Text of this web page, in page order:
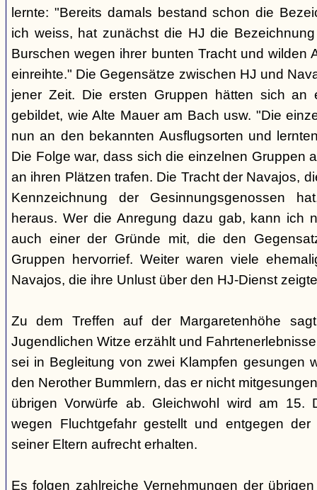
lernte: "Bereits damals bestand schon die
ich weiss, hat zunächst die HJ die
Burschen wegen ihrer bunten Tracht und wilden
einreihte." Die Gegensätze zwischen HJ und
jener Zeit. Die ersten Gruppen hätten sich an
gebildet, wie Alte Mauer am Bach usw. "Die
nun an den bekannten Ausflugsorten und
Die Folge war, dass sich die einzelnen Gruppen
an ihren Plätzen trafen. Die Tracht der Navajos,
Kennzeichnung der Gesinnungsgenossen
heraus. Wer die Anregung dazu gab, kann ich
auch einer der Gründe mit, die den
Gruppen hervorrief. Weiter waren viele
Navajos, die ihre Unlust über den HJ-Dienst
Zu dem Treffen auf der Margaretenhöhe
Jugendlichen Witze erzählt und
sei in Begleitung von zwei Klampfen gesungen
den Nerother Bummlern, das er nicht
übrigen Vorwürfe ab. Gleichwohl wird am 15.
wegen Fluchtgefahr gestellt und entgegen
seiner Eltern aufrecht erhalten.
Es folgen zahlreiche Vernehmungen der